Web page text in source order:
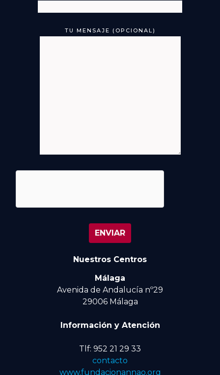
TU MENSAJE (OPCIONAL)
Nuestros Centros
Málaga
Avenida de Andalucía nº29
29006 Málaga
Información y Atención
Tlf: 952 21 29 33
contacto
www.fundacionannao.org